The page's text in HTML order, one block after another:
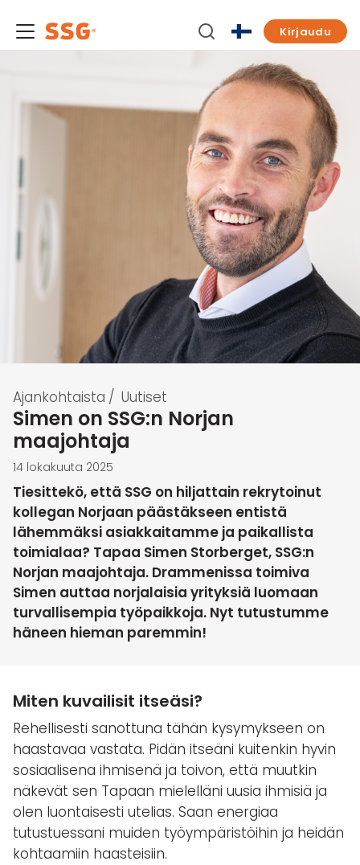
Kirjaudu
Ajankohtaista / Uutiset
Simen on SSG:n Norjan
maajohtaja
14 lokakuuta 2025
Tiesittekö, että SSG on hiljattain rekrytoinut
kollegan Norjaan päästäkseen entistä
lähemmäksi asiakkaitamme ja paikallista
toimialaa? Tapaa Simen Storberget, SSG:n
Norjan maajohtaja. Drammenissa toimiva
Simen auttaa norjalaisia yrityksiä luomaan
turvallisempia työpaikkoja. Nyt tutustumme
häneen hieman paremmin!
Miten kuvailisit itseäsi?
Rehellisesti sanottuna tähän kysymykseen on
haastavaa vastata. Pidän itseäni kuitenkin hyvin
sosiaalisena ihmisenä ja toivon, että muutkin
näkevät sen Tapaan mielelläni uusia ihmisiä ja
olen luontaisesti utelias. Saan energiaa
tutustuessani muiden työympäristöihin ja heidän
kohtaamiin haasteisiin.